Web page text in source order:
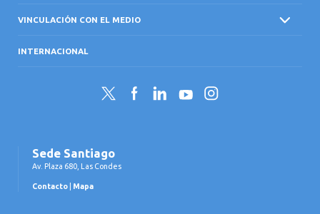
VINCULACIÓN CON EL MEDIO
INTERNACIONAL
Twitter FacebookLinkedInYouTubeInstagram
Sede Santiago
Av. Plaza 680, Las Condes
Contacto Mapa